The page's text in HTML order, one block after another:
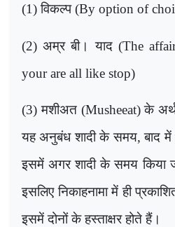
(1) विकल्प (By option of
(2) अम्र बी। याद (The
your are all like stop)
(3) मशीअत (Musheeat)के
यह अनुबंध शादी के समय,बाद
इसमें अगर शादी के समय किया
इसलिए निकाहनामा में ही
इसमें दोनों के हस्ताक्षर होते हैं।